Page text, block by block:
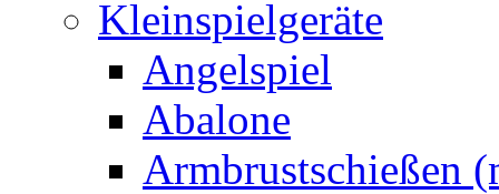
Kleinspielgeräte
Angelspiel
Abalone
Armbrustschießen